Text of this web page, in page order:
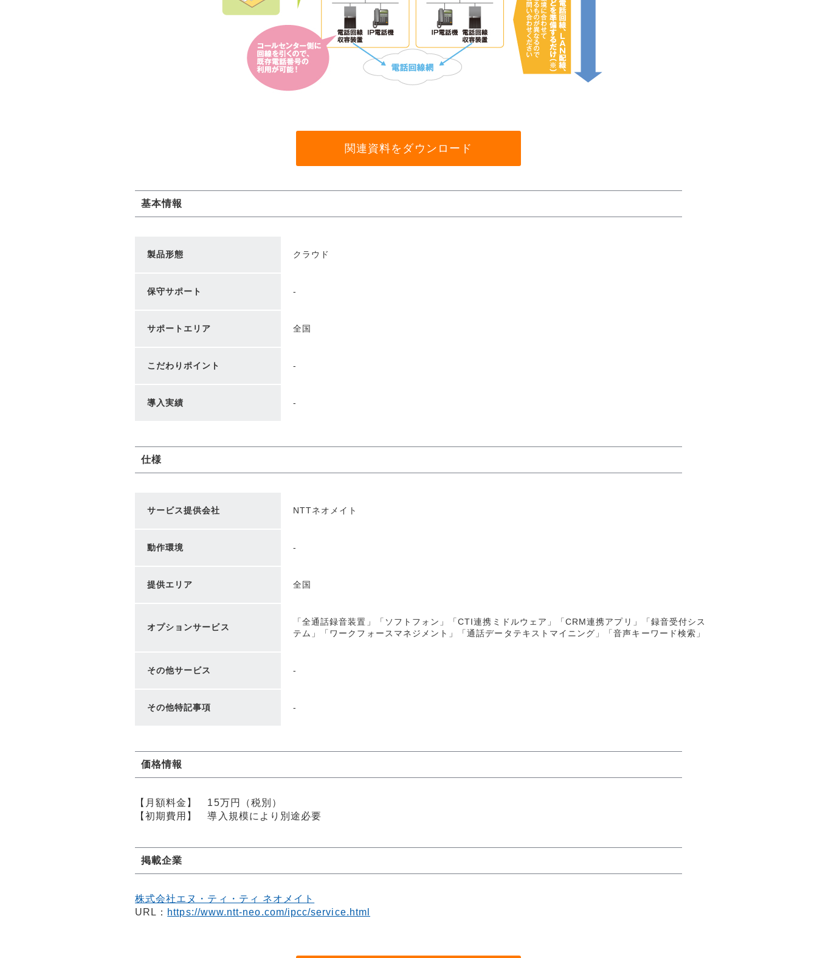
関連資料をダウンロード
基本情報
製品形態 クラウド
保守サポート -
サポートエリア 全国
こだわりポイント -
導入実績 -
仕様
サービス提供会社 NTTネオメイト
動作環境 -
提供エリア 全国
オプションサービス
「全通話録音装置」「ソフトフォン」「CTI連携ミドルウェア」「CRM連携アプリ」「録音受付シス
テム」「ワークフォースマネジメント」「通話データテキストマイニング」「音声キーワード検索」
その他サービス -
その他特記事項 -
価格情報
【月額料金】 15万円（税別）
【初期費用】 導入規模により別途必要
掲載企業
株式会社エヌ・ティ・ティ ネオメイト
URL： https://www.ntt-neo.com/ipcc/service.html